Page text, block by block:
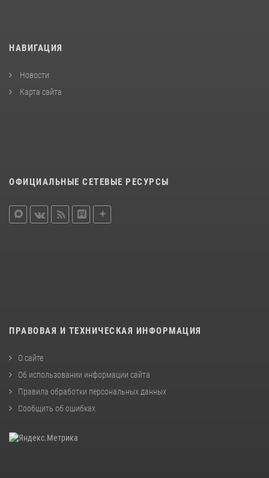
НАВИГАЦИЯ
Новости
Карта сайта
ОФИЦИАЛЬНЫЕ СЕТЕВЫЕ РЕСУРСЫ
ПРАВОВАЯ И ТЕХНИЧЕСКАЯ ИНФОРМАЦИЯ
О сайте
Об использовании информации сайта
Правила обработки персональных данных
Сообщить об ошибках